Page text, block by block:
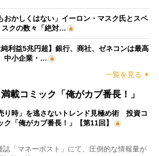
おかしくはない」イーロン・マスク氏とスペ
スクの数々「絶対…
純利益5兆円超】銀行、商社、ゼネコンは最高
中小企業・…
一覧を見る
載コミック「俺がカブ番長！」
り時」を逃さないトレンド見極め術 投資コ
ク「俺がカブ番長！」【第11回】
「マネーポスト」にて、圧倒的な情報量が